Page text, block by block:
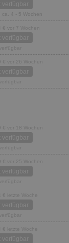
verfügbar
ca. 4 - 5 Wochen
€ vor 7 Wochen
verfügbar
€ vor 26 Wochen
verfügbar
€ vor 18 Wochen
verfügbar
€ vor 25 Wochen
verfügbar
€ letzte Woche
verfügbar
€ letzte Woche
verfügbar